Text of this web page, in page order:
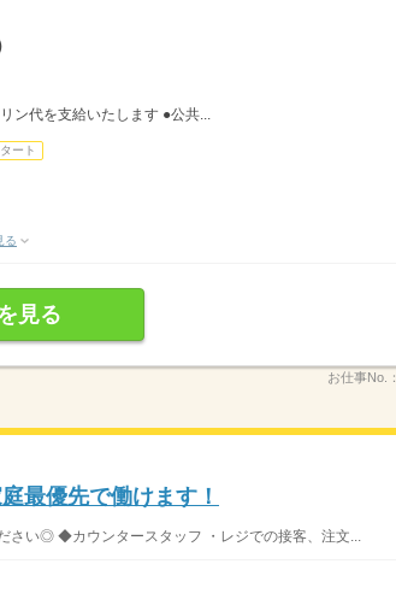
ン代を支給いたします ●公共...
ート
る
見る
お仕事No.
最優先で働けます！
さい◎ ◆カウンタースタッフ ・レジでの接客、注文...